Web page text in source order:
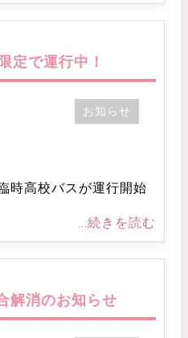
定で運行中！
お知らせ
時高校バスが運行開始
...続きを読む
解消のお知らせ